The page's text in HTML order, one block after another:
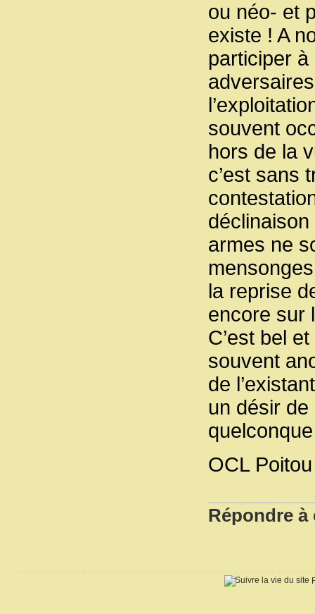
ou néo- et
existe ! A
participer
souvent
hors de la
c’est sans
armes ne
la reprise
encore sur
C’est bel
souvent
de
un désir
OCL
Répondre à